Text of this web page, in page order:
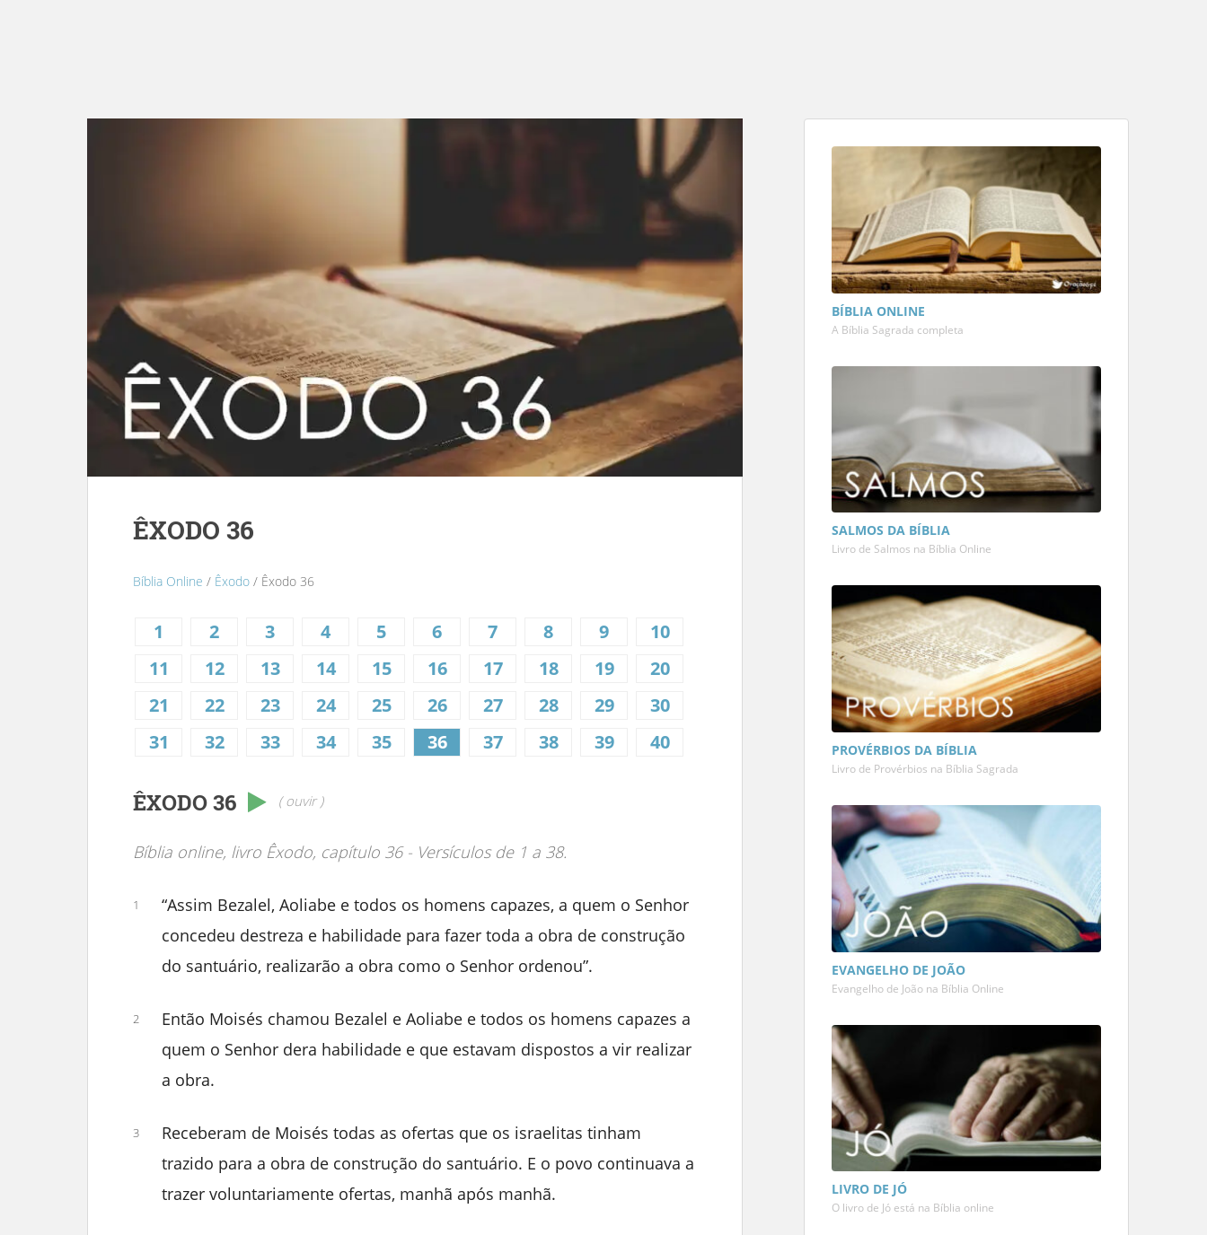
ÊXODO 36
Bíblia Online / Êxodo / Êxodo 36
1 2 3 4 5 6 7 8 9
10
11
12 13 14 15 16 17 18 19
20
21
22 23 24 25 26 27 28 29
30
31
32 33 34 35 36 37 38 39 40
ÊXODO 36 ( ouvir )
Bíblia online, livro Êxodo, capítulo 36 - Versículos de 1 a 38.
1
“Assim Bezalel, Aoliabe e todos os homens capazes, a quem o Senhor
concedeu destreza e habilidade para fazer toda a obra de construção
do santuário, realizarão a obra como o Senhor ordenou”.
2
Então Moisés chamou Bezalel e Aoliabe e todos os homens capazes a
quem o Senhor dera habilidade e que estavam dispostos a vir realizar
a obra.
3
Receberam de Moisés todas as ofertas que os israelitas tinham
trazido para a obra de construção do santuário. E o povo continuava a
trazer voluntariamente ofertas, manhã após manhã.
BÍBLIA ONLINE
A Bíblia Sagrada completa
SALMOS DA BÍBLIA
Livro de Salmos na Bíblia Online
PROVÉRBIOS DA BÍBLIA
Livro de Provérbios na Bíblia Sagrada
EVANGELHO DE JOÃO
Evangelho de João na Bíblia Online
LIVRO DE JÓ
O livro de Jó está na Bíblia online